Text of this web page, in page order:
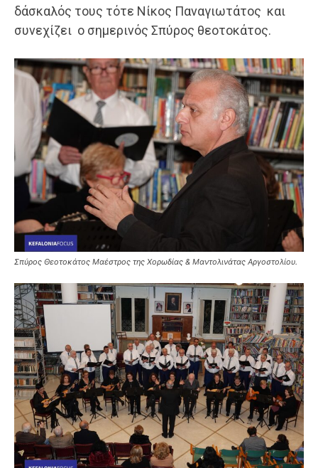
δάσκαλός τους τότε Νίκος Παναγιωτάτος και
συνεχίζει ο σημερινός Σπύρος θεοτοκάτος.
Σπύρος Θεοτοκάτος Μαέστρος της Χορωδίας & Μαντολινάτας Αργοστολίου.